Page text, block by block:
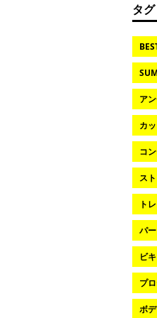
タグ
ア
カ
コ
ス
ト
パ
ビ
プ
ボ